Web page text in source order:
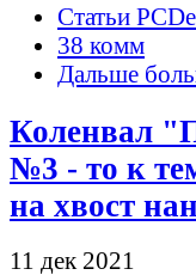
Статьи
38 комм
Дальше
Коленвал
№3 - то к
на хвост
11 дек 2021